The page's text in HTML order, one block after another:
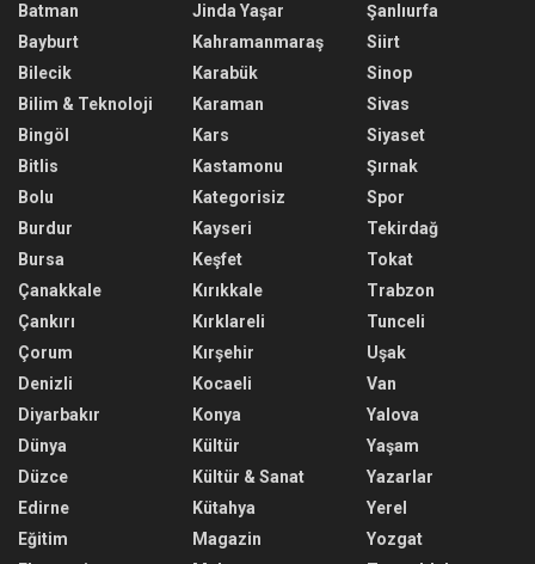
Batman
Bayburt
Bilecik
Bilim & Teknoloji
Bingöl
Bitlis
Bolu
Burdur
Bursa
Çanakkale
Çankırı
Çorum
Denizli
Diyarbakır
Dünya
Düzce
Edirne
Eğitim
Jinda Yaşar
Kahramanmaraş
Karabük
Karaman
Kars
Kastamonu
Kategorisiz
Kayseri
Keşfet
Kırıkkale
Kırklareli
Kırşehir
Kocaeli
Konya
Kültür
Kültür & Sanat
Kütahya
Magazin
Şanlıurfa
Siirt
Sinop
Sivas
Siyaset
Şırnak
Spor
Tekirdağ
Tokat
Trabzon
Tunceli
Uşak
Van
Yalova
Yaşam
Yazarlar
Yerel
Yozgat